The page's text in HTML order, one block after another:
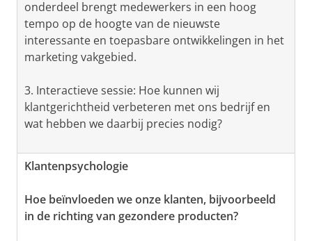
onderdeel brengt medewerkers in een hoog
tempo op de hoogte van de nieuwste
interessante en toepasbare ontwikkelingen in het
marketing vakgebied.
3. Interactieve sessie: Hoe kunnen wij
klantgerichtheid verbeteren met ons bedrijf en
wat hebben we daarbij precies nodig?
Klantenpsychologie
Hoe beïnvloeden we onze klanten, bijvoorbeeld
in de richting van gezondere producten?